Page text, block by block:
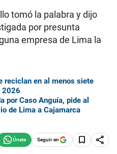
tomó la palabra y dijo
por presunta
empresa de Lima la
reciclan en al menos siete
2026
por Caso Anguía, pide al
de Lima a Cajamarca
Seguir en